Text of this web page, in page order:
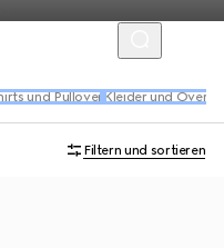
und Pullover Kleider und
Filtern und sortieren